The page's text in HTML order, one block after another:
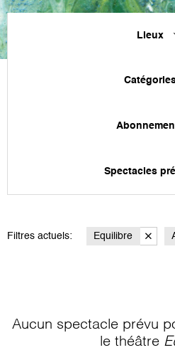
Lieux
Spectacles
Filtres actuels: Equilibre
Aucun spectacle prévu
le théâtre